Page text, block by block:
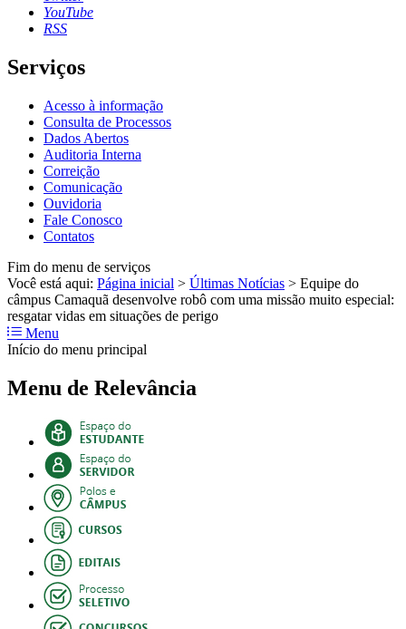
YouTube
RSS
Serviços
Acesso à informação
Consulta de Processos
Dados Abertos
Auditoria Interna
Correição
Comunicação
Ouvidoria
Fale Conosco
Contatos
Fim do menu de serviços
Você está aqui: Página inicial > Últimas Notícias > Equipe do
câmpus Camaquã desenvolve robô com uma missão muito especial:
resgatar vidas em situações de perigo
Menu
Início do menu principal
Menu de Relevância